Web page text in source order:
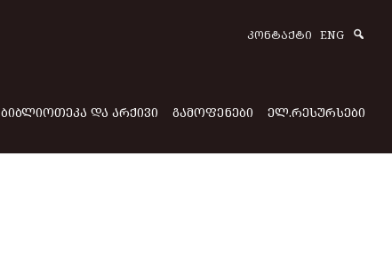
ᲙᲝᲜᲢᲐᲥᲢᲘ ENG
ᲑᲘᲑᲚᲘᲝᲗᲔᲙᲐ ᲓᲐ ᲐᲠᲥᲘᲕᲘ ᲒᲐᲛᲝᲤᲔᲜᲔᲑᲘ ᲔᲚ.ᲠᲔᲡᲣᲠᲡᲔᲑᲘ